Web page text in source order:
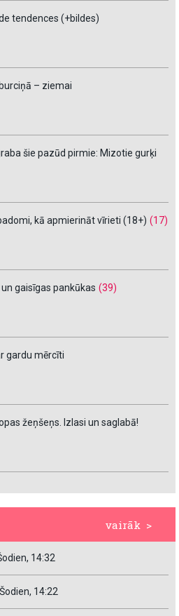
tendences (+bildes)
– ziemai
šie pazūd pirmie: Mizotie gurķi
kā apmierināt vīrieti (18+) (17)
gaisīgas pankūkas (39)
gardu mērcīti
žeņšeņs. Izlasi un saglabā!
vairāk >
14:32
Šodien, 14:22